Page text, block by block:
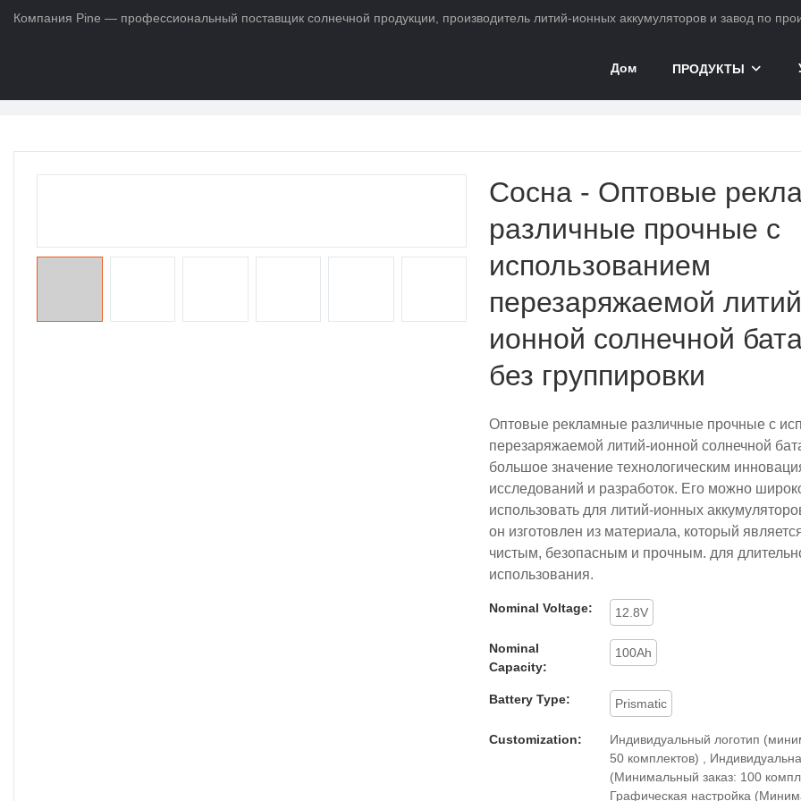
Компания Pine — профессиональный поставщик солнечной продукции, производитель литий-ионных аккумуляторов и завод по
Дом ПРОДУКТЫ
Сосна - Оптовые
различные прочные с
использованием
перезаряжаемой
ионной солнечной
без группировки
Оптовые рекламные различные прочные с
перезаряжаемой литий-ионной солнечной
большое значение технологическим
исследований и разработок. Его можно
использовать для литий-ионных
он изготовлен из материала, который
чистым, безопасным и прочным. для
использования.
Nominal Voltage: 12.8V
Nominal
Capacity:
100Ah
Battery Type: Prismatic
Customization:
Индивидуальный логотип
50 комплектов) ,
(Минимальный заказ: 100
Графическая настройка